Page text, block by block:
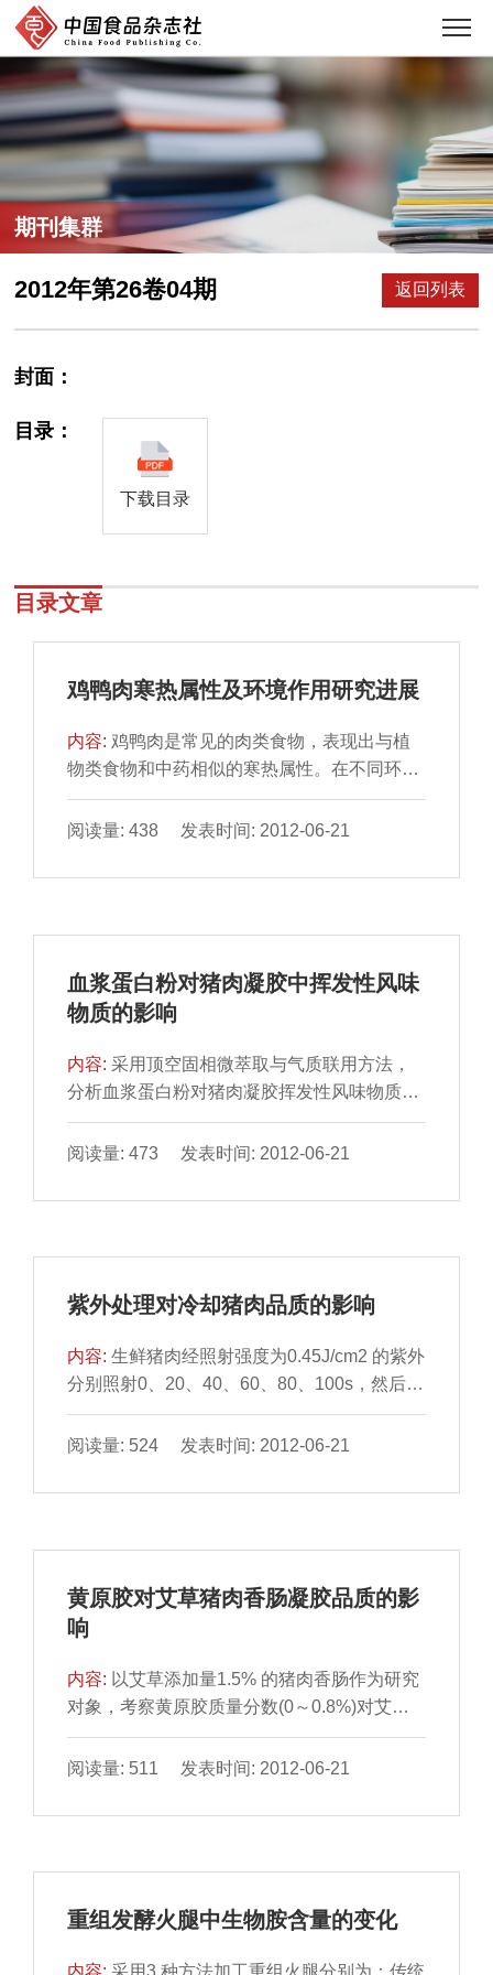
期刊集群
2012年第26卷04期 返回列表
封面：
目录：
下载目录
目录文章
鸡鸭肉寒热属性及环境作用研究进展
内容: 鸡鸭肉是常见的肉类食物，表现出与植
物类食物和中药相似的寒热属性。在不同环境
中生长的鸡和鸭，其营养成分具有较大差异，
其寒热属性也可能会受到影响。通过对植物类
鸭肉寒热属性物质基础的研究方法，对于人们
阅读量: 438 发表时间: 2012-06-21
血浆蛋白粉对猪肉凝胶中挥发性风味
物质的影响
内容:采用顶空固相微萃取与气质联用方法，
分析血浆蛋白粉对猪肉凝胶挥发性风味物质的
影响。结果表明：选用75μm CAR/PDMS 萃
取头，55℃萃取40min，可得到较好的萃取效
检出挥发性风味物质16 种，包括酮类1 种、醇
种、醚类1 种和酯类1 种。
阅读量: 473 发表时间: 2012-06-21
紫外处理对冷却猪肉品质的影响
内容:生鲜猪肉经照射强度为0.45J/cm2 的紫外
分别照射0、20、40、60、80、100s，然后按
冷却肉的要求贮藏在4℃的冰箱中，每天取样
测定细菌总数、颜色及TVB-N、TBARS 值等
表面的部分微生物，降低冷却肉表面的初始菌
冷却肉具有一定的保鲜效果，能提高肉的品
阅读量: 524 发表时间: 2012-06-21
黄原胶对艾草猪肉香肠凝胶品质的影
响
内容: 以艾草添加量1.5% 的猪肉香肠作为研究
对象，考察黄原胶质量分数(0～0.8%)对艾草
香肠凝胶品质的影响。结果显示，当黄原胶质
量分数大于0.2% 时，艾草猪肉香肠凝胶蒸煮
数大于0.4% 时，b* 值和咀嚼性显著减小(P ＜
肉香肠凝胶的保水性值显著增大(P<0.05)，硬
阅读量: 511 发表时间: 2012-06-21
重组发酵火腿中生物胺含量的变化